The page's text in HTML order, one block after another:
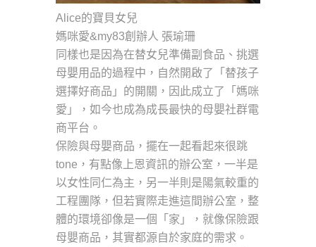
Alice的寶貝女兒
媽咪愛&my83創辦人 張瑜珊
同樣也是因為在替女兒準備副食品、挑選
母嬰用品的過程中，自然開啟了「替孩子
選擇好商品」的開關，因此成立了「媽咪
愛」，如今也成為成長最快的母嬰社群電
商平台。
保險與母嬰商品，擺在一起看起來很跳
tone，有點像上恩資訊的辦公室，一半是
以女性同仁為主，另一半則是陽氣較重的
工程團隊，但若實際走進這間辦公室，整
體的環境卻像是一個「家」，就像保險跟
母嬰商品，其實都源自於家庭的需求。